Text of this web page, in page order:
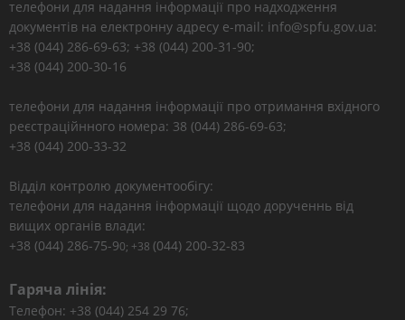
телефони для надання інформації про надходження
документів на електронну адресу e-mail: info@spfu.gov.ua:
+38 (044) 286-69-63; +38 (044) 200-31-90;
+38 (044) 200-30-16
телефони для надання інформації про отримання вхідного
реєстраційнного номера: 38 (044) 286-69-63;
+38 (044) 200-33-32
Відділ контролю документообігу:
телефони для надання інформації щодо дорученнь від
вищих органів влади:
+38 (044) 286-75-90; +38 (044) 200-32-83
Гаряча лінія:
Телефон: +38 (044) 254 29 76;